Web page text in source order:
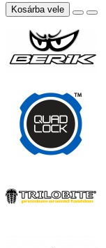
Kosárba vele